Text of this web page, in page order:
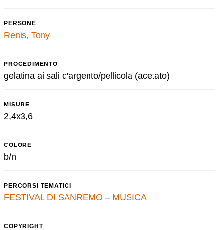
PERSONE
Renis, Tony
PROCEDIMENTO
gelatina ai sali d'argento/pellicola (acetato)
MISURE
2,4x3,6
COLORE
b/n
PERCORSI TEMATICI
FESTIVAL DI SANREMO – MUSICA
COPYRIGHT